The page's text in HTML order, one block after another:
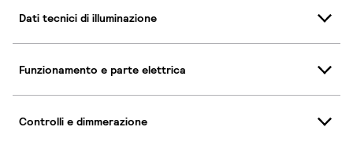
Dati tecnici di illuminazione
Funzionamento e parte elettrica
Controlli e dimmerazione